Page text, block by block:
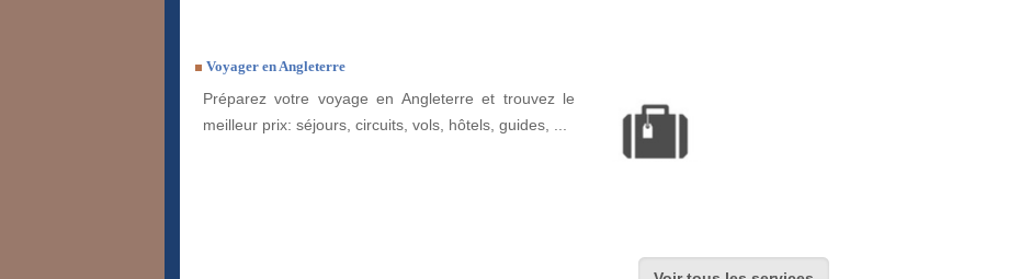
Voyager en Angleterre
Préparez votre voyage en Angleterre et trouvez le
meilleur prix: séjours, circuits, vols, hôtels, guides, ...